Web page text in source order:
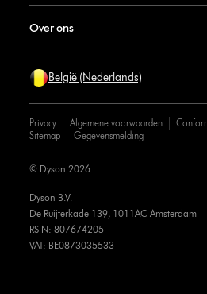
Over ons
België (Nederlands)
Privacy Algemene voorwaarden
Sitemap
Gegevensmelding
Dyson B.V.
De Ruijterkade 139, 1011AC Amsterdam
RSIN: 807674205
VAT: BE0873035533
© Dyson 2026